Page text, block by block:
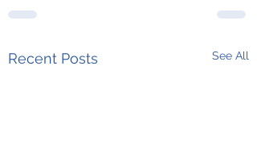
Recent Posts See All